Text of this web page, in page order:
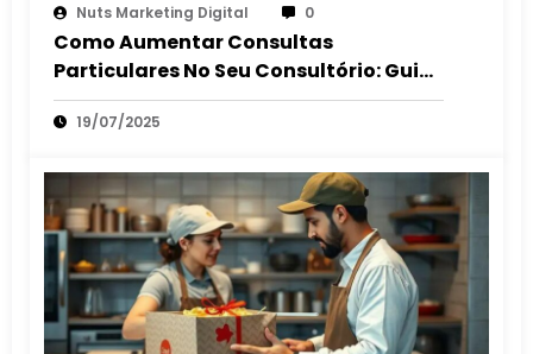
Nuts Marketing Digital 0
Como Aumentar Consultas
Particulares No Seu Consultório: Guia
2025
19/07/2025